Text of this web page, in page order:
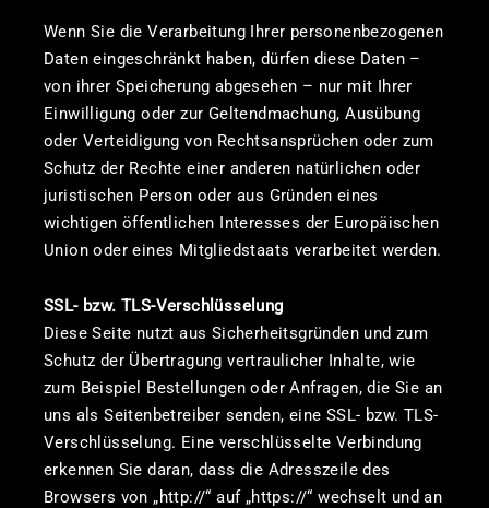
Wenn Sie die Verarbeitung Ihrer personenbezogenen
Daten eingeschränkt haben, dürfen diese Daten –
von ihrer Speicherung abgesehen – nur mit Ihrer
Einwilligung oder zur Geltendmachung, Ausübung
oder Verteidigung von Rechtsansprüchen oder zum
Schutz der Rechte einer anderen natürlichen oder
juristischen Person oder aus Gründen eines
wichtigen öffentlichen Interesses der Europäischen
Union oder eines Mitgliedstaats verarbeitet werden.
SSL- bzw. TLS-Verschlüsselung
Diese Seite nutzt aus Sicherheitsgründen und zum
Schutz der Übertragung vertraulicher Inhalte, wie
zum Beispiel Bestellungen oder Anfragen, die Sie an
uns als Seitenbetreiber senden, eine SSL- bzw. TLS-
Verschlüsselung. Eine verschlüsselte Verbindung
erkennen Sie daran, dass die Adresszeile des
Browsers von „http://“ auf „https://“ wechselt und an